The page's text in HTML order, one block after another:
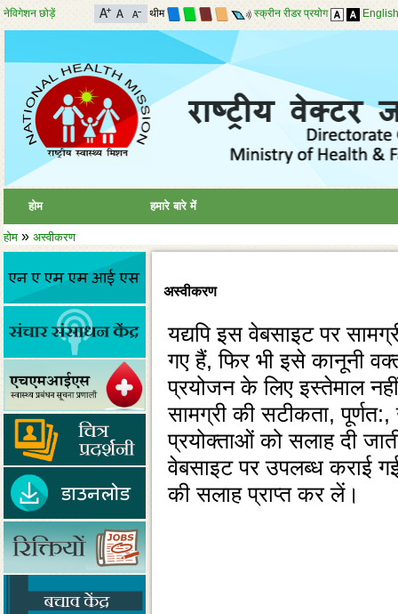
नेविगेशन छोड़ें थीम स्क्रीन रीडर प्रयोग English
होम हमारे बारे में
होम » अस्वीकरण
अस्वीकरण
यद्यपि इस वेबसाइट पर
गए हैं, फिर भी इसे कानूनी
प्रयोजन के लिए इस्‍तेमाल
सामग्री की सटीकता,
प्रयोक्‍ताओं को सलाह दी
वेबसाइट पर उपलब्‍ध कराई
की सलाह प्राप्‍त कर लें।